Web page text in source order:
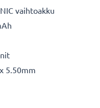
vaihtoakku
5.50mm